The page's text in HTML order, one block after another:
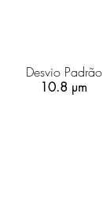
Desvio Padrão
10.8 µm